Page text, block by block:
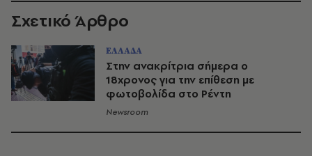
Σχετικό Άρθρο
ΕΛΛΑΔΑ
Στην ανακρίτρια σήμερα ο
18χρονος για την επίθεση με
φωτοβολίδα στο Ρέντη
Newsroom